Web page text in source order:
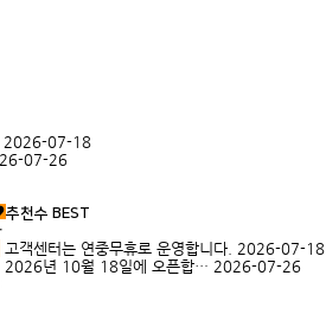
2026-07-18
07-26
추천수 BEST
고객센터는 연중무휴로 운영합니다. 2026-07-18
2026년 10월 18일에 오픈합… 2026-07-26